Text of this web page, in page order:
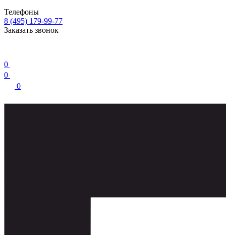
Телефоны
8 (495) 179-99-77
Заказать звонок
0
0
0